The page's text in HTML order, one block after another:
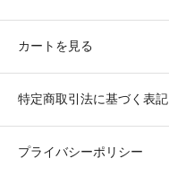
カートを見る
特定商取引法に基づく表記
プライバシーポリシー